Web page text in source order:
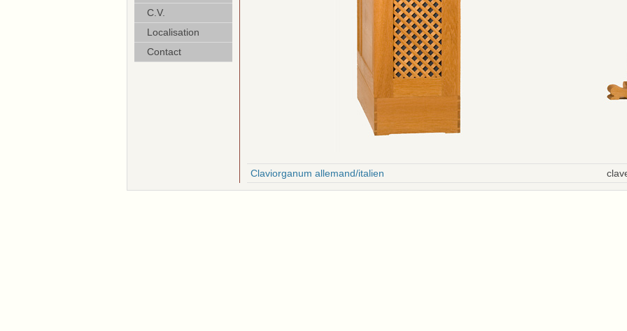
Claviorganum allemand/italien
C.V.
Localisation
Contact